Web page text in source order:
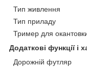
Тип живлення
Тип приладу
Тример для
Додаткові функції і
Дорожній футляр